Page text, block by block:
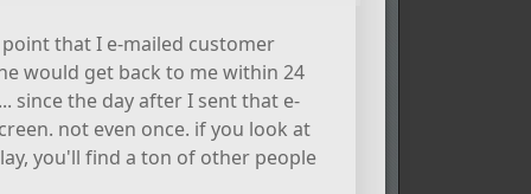
that I e-mailed customer
would get back to me within 24
since the day after I sent that e-
not even once. if you look at
you'll find a ton of other people